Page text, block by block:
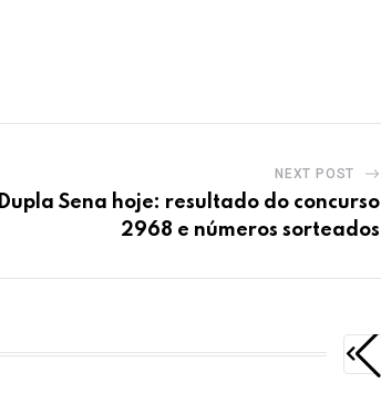
NEXT POST
Dupla Sena hoje: resultado do concurso
2968 e números sorteados